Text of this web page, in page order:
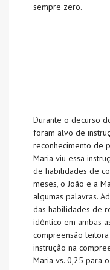
sempre zero.
Durante o decurso
foram alvo de
reconhecimento de
Maria viu essa
de habilidades de
meses, o João e a
algumas palavras.
das habilidades de
idêntico em ambas
compreensão
instrução na
Maria vs. 0,25 para o